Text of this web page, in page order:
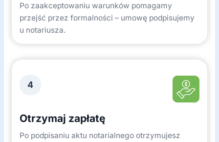
Po zaakceptowaniu warunków pomagamy
przejść przez formalności – umowę podpisujemy
u notariusza.
4
Otrzymaj zapłatę
Po podpisaniu aktu notarialnego otrzymujesz